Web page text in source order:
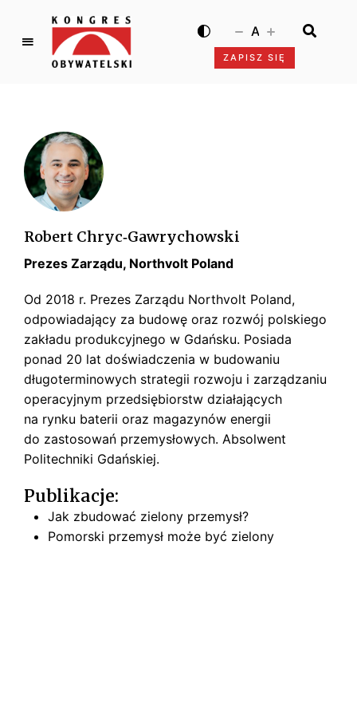
K
g
r
e
s
O
b
y
w
t
e
l
s
k
i
ZAPISZ SIĘ
A
Robert Chryc­‑Gawrychowski
Prezes Zarządu, Northvolt Poland
Od 2018 r. Prezes Zarządu Northvolt Poland,
odpowiadający za budowę oraz rozwój polskiego
zakładu produkcyjnego w Gdańsku. Posiada
ponad 20 lat doświadczenia w budowaniu
długoterminowych strategii rozwoju i zarządzaniu
operacyjnym przedsiębiorstw działających
na rynku baterii oraz magazynów energii
do zastosowań przemysłowych. Absolwent
Politechniki Gdańskiej.
Publikacje:
Jak zbudować zielony przemysł?
Pomorski przemysł może być zielony